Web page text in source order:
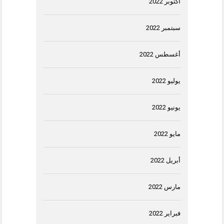
سبتمبر 2022
أغسطس 2022
يوليو 2022
يونيو 2022
مايو 2022
أبريل 2022
مارس 2022
فبراير 2022